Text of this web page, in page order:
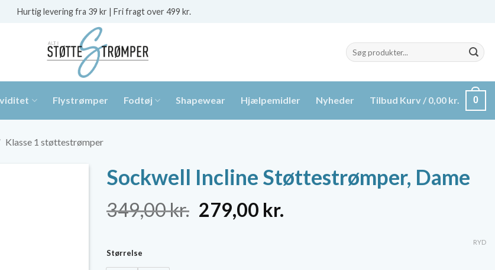
Hurtig levering fra 39 kr | Fri fragt over 499 kr.
Søg
efter:
Flystrømper Fodtøj Shapewear Hjælpemidler Nyheder Tilbud Kurv / 0,00 kr. 0
Klasse 1 støttestrømper
Sockwell Incline Støttestrømper, Dame
349,00kr. Den
279,00 kr.Den
Størrelse
RYD